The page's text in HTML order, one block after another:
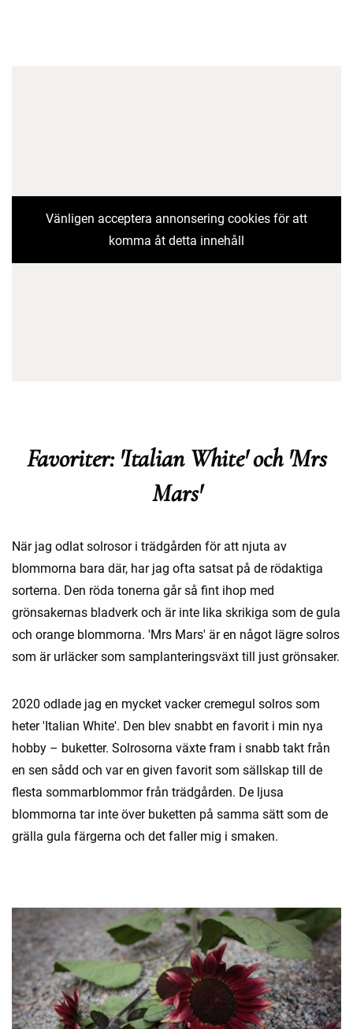
Vänligen acceptera annonsering cookies för att
komma åt detta innehåll
Favoriter: 'Italian White' och 'Mrs
Mars'
När jag odlat solrosor i trädgården för att njuta av
blommorna bara där, har jag ofta satsat på de rödaktiga
sorterna. Den röda tonerna går så fint ihop med
grönsakernas bladverk och är inte lika skrikiga som de gula
och orange blommorna. 'Mrs Mars' är en något lägre solros
som är urläcker som samplanteringsväxt till just grönsaker.
2020 odlade jag en mycket vacker cremegul solros som
heter 'Italian White'. Den blev snabbt en favorit i min nya
hobby – buketter. Solrosorna växte fram i snabb takt från
en sen sådd och var en given favorit som sällskap till de
flesta sommarblommor från trädgården. De ljusa
blommorna tar inte över buketten på samma sätt som de
grälla gula färgerna och det faller mig i smaken.